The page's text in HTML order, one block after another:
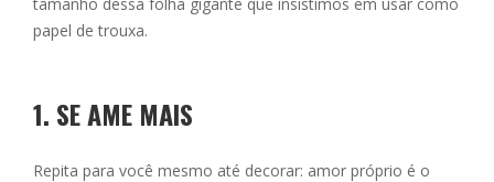
papel de trouxa.
1. SE AME MAIS
Repita para você mesmo até decorar: amor próprio é o